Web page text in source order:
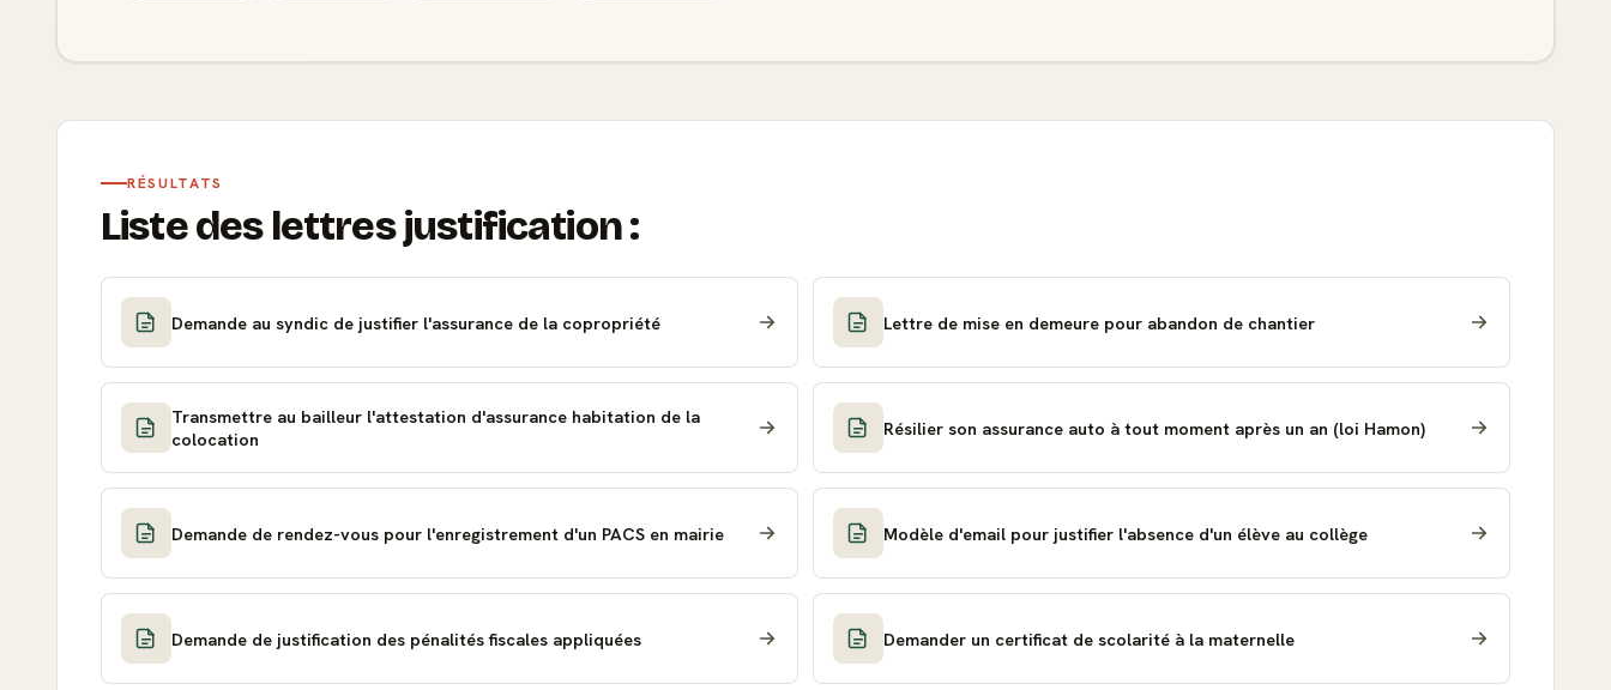
RÉSULTATS
Liste des lettres justification :
Demande au syndic de justifier l'assurance de la copropriété Lettre de mise en demeure pour abandon de chantier
Transmettre au bailleur l'attestation d'assurance habitation de la
colocation
Résilier son assurance auto à tout moment après un an (loi Hamon)
Demande de rendez-vous pour l'enregistrement d'un PACS en mairie Modèle d'email pour justifier l'absence d'un élève au collège
Demande de justification des pénalités fiscales appliquées Demander un certificat de scolarité à la maternelle